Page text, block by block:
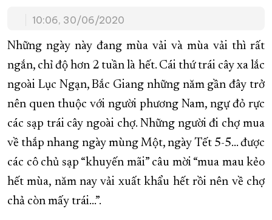
QUY HOẠCH TỈNH KHÁNH HÒA
TRƯỜNG SA BIỂN ĐẢO QUÊ HƯƠNG
CHUNG TAY CẢI CÁCH HÀNH CHÍNH
XÂY DỰNG NÔNG THÔN MỚI LỊCH CẮT ĐIỆN
TÀU - XE - MÁY BAY
KỶ NIỆM 370 NĂM XÂY DỰNG VÀ PHÁT TRIỂN TỈNH KHÁNH HÒA
KHOẢNH KHẮC ĐẸP XỨ TRẦM
XÂY DỰNG KHÁNH HÒA TRỞ THÀNH THÀNH PHỐ TRỰC THUỘC
ĐẠI HỘI ĐẢNG CÁC CẤP
10:06, 30/06/2020
Những ngày này đang mùa vải và mùa vải thì rất
ngắn, chỉ độ hơn 2 tuần là hết. Cái thứ trái cây xa lắc
ngoài Lục Ngạn, Bắc Giang những năm gần đây trở
nên quen thuộc với người phương Nam, ngự đỏ rực
các sạp trái cây ngoài chợ. Những người đi chợ mua
về thắp nhang ngày mùng Một, ngày Tết 5-5… được
các cô chủ sạp “khuyến mãi” câu mời “mua mau kẻo
hết mùa, năm nay vải xuất khẩu hết rồi nên về chợ
chả còn mấy trái…”.